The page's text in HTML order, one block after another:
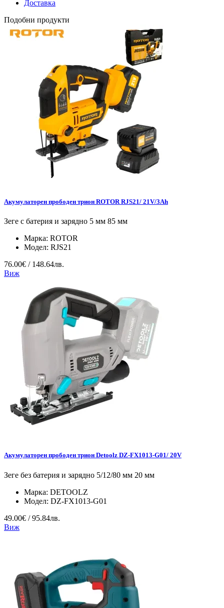
Доставка
Подобни продукти
Акумулаторен прободен трион ROTOR RJS21/ 21V/3Ah
Зеге с батерия и зарядно 5 мм 85 мм
Марка: ROTOR
Модел: RJS21
76.00€ / 148.64лв.
Виж
Акумулаторен прободен трион Detoolz DZ-FX1013-G01/ 20V
Зеге без батерия и зарядно 5/12/80 мм 20 мм
Марка: DETOOLZ
Модел: DZ-FX1013-G01
49.00€ / 95.84лв.
Виж